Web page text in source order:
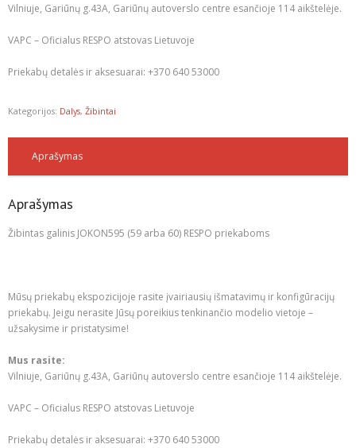
Vilniuje, Gariūnų g.43A, Gariūnų autoverslo centre esančioje 114 aikštelėje.
VAPC – Oficialus RESPO atstovas Lietuvoje
Priekabų detalės ir aksesuarai: +370 640 53000
Kategorijos: Dalys, Žibintai
Aprašymas
Aprašymas
Žibintas galinis JOKON595 (59 arba 60) RESPO priekaboms
Mūsų priekabų ekspozicijoje rasite įvairiausių išmatavimų ir konfigūracijų
priekabų. Jeigu nerasite Jūsų poreikius tenkinančio modelio vietoje –
užsakysime ir pristatysime!
Mus rasite:
Vilniuje, Gariūnų g.43A, Gariūnų autoverslo centre esančioje 114 aikštelėje.
VAPC – Oficialus RESPO atstovas Lietuvoje
Priekabų detalės ir aksesuarai: +370 640 53000